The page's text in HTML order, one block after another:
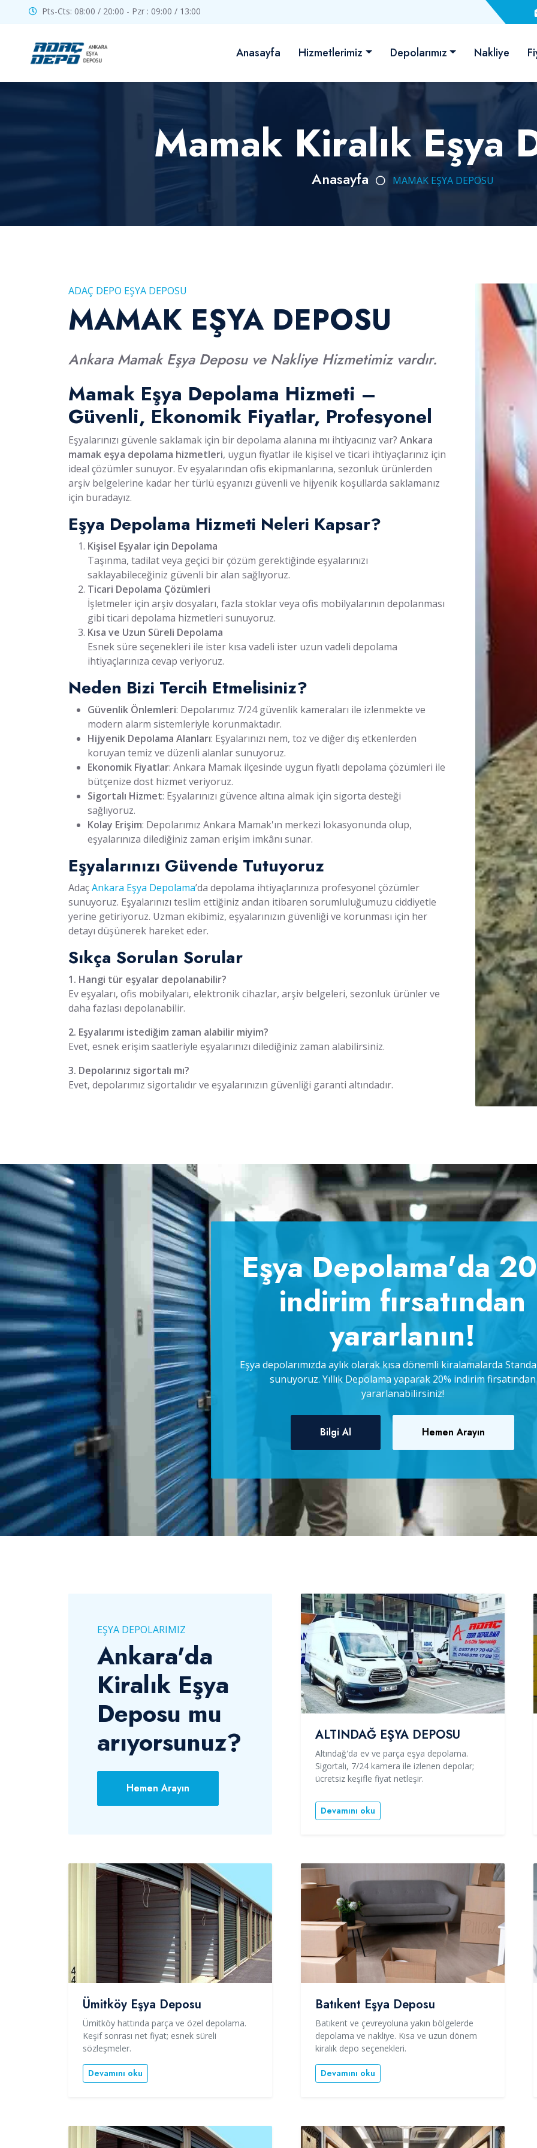
Pts-Cts: 08:00 / 20:00 - Pzr : 09:00 / 13:00
Anasayfa Hizmetlerimiz Depolarımız Nakliye
Mamak Kiralık Eşya
Anasayfa MAMAK EŞYA DEPOSU
ADAÇ DEPO EŞYA DEPOSU
MAMAK EŞYA DEPOSU
Ankara Mamak Eşya Deposu ve Nakliye Hizmetimiz vardır.
Mamak Eşya Depolama Hizmeti –
Güvenli, Ekonomik Fiyatlar, Profesyonel
Eşyalarınızı güvenle saklamak için bir depolama alanına mı ihtiyacınız var? Ankara
mamak eşya depolama hizmetleri, uygun fiyatlar ile kişisel ve ticari ihtiyaçlarınız için
ideal çözümler sunuyor. Ev eşyalarından ofis ekipmanlarına, sezonluk ürünlerden
arşiv belgelerine kadar her türlü eşyanızı güvenli ve hijyenik koşullarda saklamanız
için buradayız.
Eşya Depolama Hizmeti Neleri Kapsar?
Kişisel Eşyalar için Depolama
Taşınma, tadilat veya geçici bir çözüm gerektiğinde eşyalarınızı
saklayabileceğiniz güvenli bir alan sağlıyoruz.
Ticari Depolama Çözümleri
İşletmeler için arşiv dosyaları, fazla stoklar veya ofis mobilyalarının depolanması
gibi ticari depolama hizmetleri sunuyoruz.
Kısa ve Uzun Süreli Depolama
Esnek süre seçenekleri ile ister kısa vadeli ister uzun vadeli depolama
ihtiyaçlarınıza cevap veriyoruz.
Neden Bizi Tercih Etmelisiniz?
Güvenlik Önlemleri: Depolarımız 7/24 güvenlik kameraları ile izlenmekte ve
modern alarm sistemleriyle korunmaktadır.
Hijyenik Depolama Alanları: Eşyalarınızı nem, toz ve diğer dış etkenlerden
koruyan temiz ve düzenli alanlar sunuyoruz.
Ekonomik Fiyatlar: Ankara Mamak ilçesinde uygun fiyatlı depolama çözümleri ile
bütçenize dost hizmet veriyoruz.
Sigortalı Hizmet: Eşyalarınızı güvence altına almak için sigorta desteği
sağlıyoruz.
Kolay Erişim: Depolarımız Ankara Mamak'ın merkezi lokasyonunda olup,
eşyalarınıza dilediğiniz zaman erişim imkânı sunar.
Eşyalarınızı Güvende Tutuyoruz
AdaçAnkara Eşya Depolama’da depolama ihtiyaçlarınıza profesyonel çözümler
sunuyoruz. Eşyalarınızı teslim ettiğiniz andan itibaren sorumluluğumuzu ciddiyetle
yerine getiriyoruz. Uzman ekibimiz, eşyalarınızın güvenliği ve korunması için her
detayı düşünerek hareket eder.
Sıkça Sorulan Sorular
1. Hangi tür eşyalar depolanabilir?
Ev eşyaları, ofis mobilyaları, elektronik cihazlar, arşiv belgeleri, sezonluk ürünler ve
daha fazlası depolanabilir.
2. Eşyalarımı istediğim zaman alabilir miyim?
Evet, esnek erişim saatleriyle eşyalarınızı dilediğiniz zaman alabilirsiniz.
3. Depolarınız sigortalı mı?
Evet, depolarımız sigortalıdır ve eşyalarınızın güvenliği garanti altındadır.
Eşya Depolama'da
indirim fırsatından
yararlanın!
Eşya depolarımızda aylık olarak kısa dönemli kiralamalarda
sunuyoruz. Yıllık Depolama yaparak 20% indirim firsatından
yararlanabilirsiniz!
Bilgi Al Hemen Arayın
EŞYA DEPOLARIMIZ
Ankara'da
Kiralık Eşya
Deposu mu
arıyorsunuz?
Hemen Arayın
ALTINDAĞ EŞYA DEPOSU
Altındağ'da ev ve parça eşya depolama.
Sigortalı, 7/24 kamera ile izlenen depolar;
ücretsiz keşifle fiyat netleşir.
Devamını oku
Ümitköy Eşya Deposu
Ümitköy hattında parça ve özel depolama.
Keşif sonrası net fiyat; esnek süreli
sözleşmeler.
Devamını oku
Batıkent Eşya Deposu
Batıkent ve çevreyoluna yakın bölgelerde
depolama ve nakliye. Kısa ve uzun dönem
kiralık depo seçenekleri.
Devamını oku